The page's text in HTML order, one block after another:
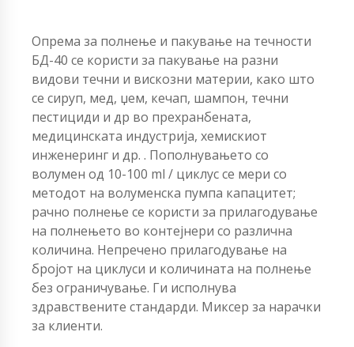
Опрема за полнење и пакување на течности
БД-40 се користи за пакување на разни
видови течни и вискозни материи, како што
се сируп, мед, џем, кечап, шампон, течни
пестициди и др во прехранбената,
медицинската индустрија, хемискиот
инженеринг и др. . Пополнувањето со
волумен од 10-100 ml / циклус се мери со
методот на волуменска пумпа капацитет;
рачно полнење се користи за прилагодување
на полнењето во контејнери со различна
количина. Непречено прилагодување на
бројот на циклуси и количината на полнење
без ограничување. Ги исполнува
здравствените стандарди. Миксер за нарачки
за клиенти.